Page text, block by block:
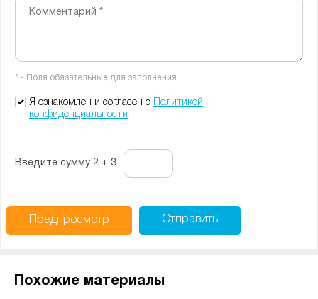
-
-
Комментарий *
* - Поля обязательные для заполнения
Я ознакомлен и согласен с
Политикой
конфиденциальности
Введите сумму 2 + 3
Предпросмотр Отправить
Похожие материалы